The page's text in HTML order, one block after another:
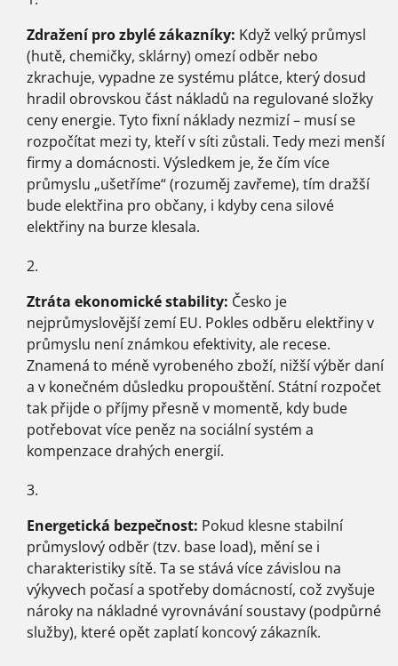
Zdražení pro zbylé zákazníky: Když velký průmysl
(hutě, chemičky, sklárny) omezí odběr nebo
zkrachuje, vypadne ze systému plátce, který dosud
hradil obrovskou část nákladů na regulované složky
ceny energie. Tyto fixní náklady nezmizí – musí se
rozpočítat mezi ty, kteří v síti zůstali. Tedy mezi menší
firmy a domácnosti. Výsledkem je, že čím více
průmyslu „ušetříme“ (rozuměj zavřeme), tím dražší
bude elektřina pro občany, i kdyby cena silové
elektřiny na burze klesala.
Ztráta ekonomické stability: Česko je
nejprůmyslovější zemí EU. Pokles odběru elektřiny v
průmyslu není známkou efektivity, ale recese.
Znamená to méně vyrobeného zboží, nižší výběr daní
a v konečném důsledku propouštění. Státní rozpočet
tak přijde o příjmy přesně v momentě, kdy bude
potřebovat více peněz na sociální systém a
kompenzace drahých energií.
Energetická bezpečnost: Pokud klesne stabilní
průmyslový odběr (tzv. base load), mění se i
charakteristiky sítě. Ta se stává více závislou na
výkyvech počasí a spotřeby domácností, což zvyšuje
nároky na nákladné vyrovnávání soustavy (podpůrné
služby), které opět zaplatí koncový zákazník.